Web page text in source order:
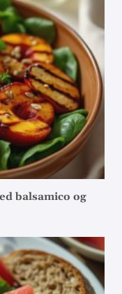
balsamico og